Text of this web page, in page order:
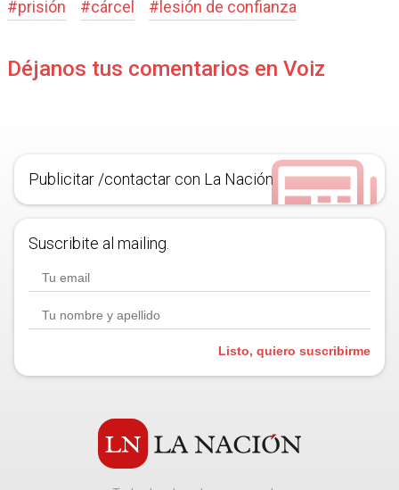
#prisión #cárcel # lesión de confianza
Déjanos tus comentarios en Voiz
Publicitar /contactar con La Nación
Suscribite al mailing.
Listo, quiero suscribirme